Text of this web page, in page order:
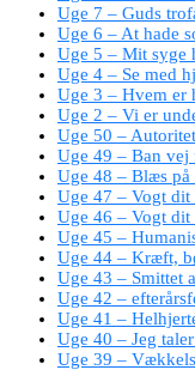
Uge 7 – Guds
Uge 6 – At hade
Uge 5 – Mit syge
Uge 4 – Se med
Uge 3 – Hvem er
Uge 2 – Vi er
Uge 50 –
Uge 49 – Ban vej
Uge 48 – Blæs på
Uge 47 – Vogt dit
Uge 46 – Vogt dit
Uge 45 –
Uge 44 – Kræft,
Uge 43 – Smittet
Uge 42 –
Uge 41 –
Uge 40 – Jeg
Uge 39 –